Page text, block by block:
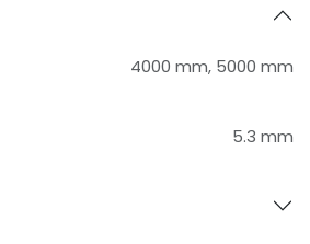
4000 mm, 5000 mm
5.3 mm